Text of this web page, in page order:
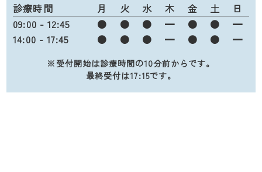
診療時間 月 火 水 木 金 土
日
09:00 - 12:45
● ● ● ━ ● ●
━
14:00 - 17:45
● ● ● ━ ● ● ━
※受付開始は診療時間の10分前からです。
最終受付は17:15です。